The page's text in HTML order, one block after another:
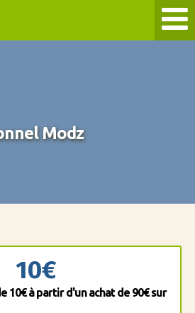
Modz
10€
10€ à partir d'un achat de 90€ sur